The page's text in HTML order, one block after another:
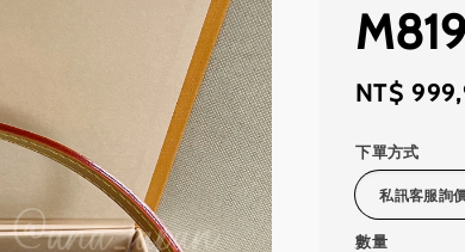
Regular
NT$
下單方式
數量